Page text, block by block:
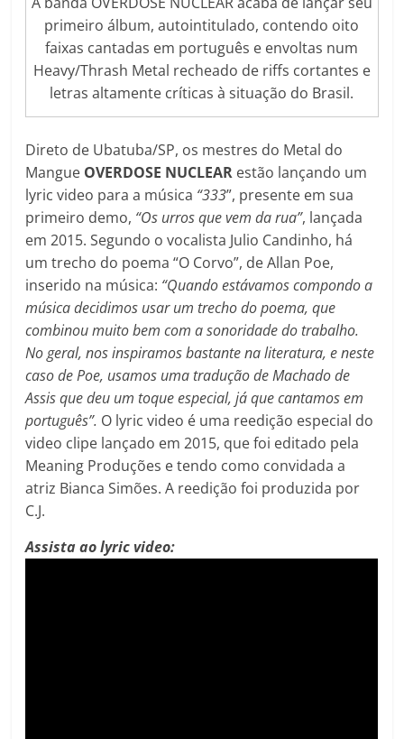
primeiro álbum, autointitulado, contendo oito
faixas cantadas em português e envoltas num
Heavy/Thrash Metal recheado de riffs cortantes e
letras altamente críticas à situação do Brasil.
Direto de Ubatuba/SP, os mestres do Metal do
Mangue OVERDOSE NUCLEAR estão lançando um
lyric video para a música “333”, presente em sua
primeiro demo, “Os urros que vem da rua”, lançada
em 2015. Segundo o vocalista Julio Candinho, há
um trecho do poema “O Corvo”, de Allan Poe,
inserido na música: “Quando estávamos compondo a
música decidimos usar um trecho do poema, que
combinou muito bem com a sonoridade do trabalho.
No geral, nos inspiramos bastante na literatura, e neste
caso de Poe, usamos uma tradução de Machado de
Assis que deu um toque especial, já que cantamos em
português”. O lyric video é uma reedição especial do
video clipe lançado em 2015, que foi editado pela
Meaning Produções e tendo como convidada a
atriz Bianca Simões. A reedição foi produzida por
C.J.
Assista ao lyric video: